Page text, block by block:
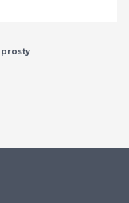
prosty